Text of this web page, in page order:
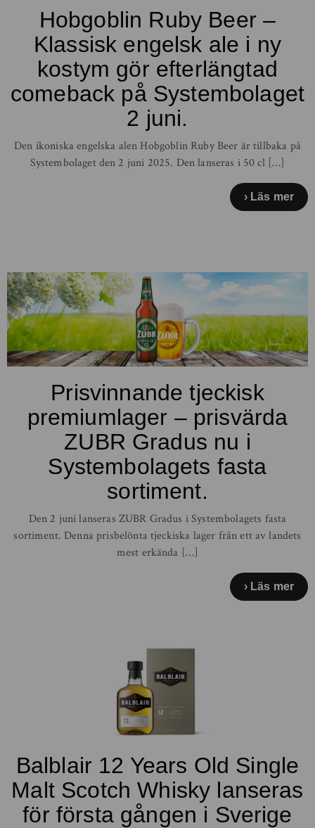
Hobgoblin Ruby Beer –
Klassisk engelsk ale i ny
kostym gör efterlängtad
comeback på Systembolaget
2 juni.
Den ikoniska engelska alen Hobgoblin Ruby Beer är tillbaka på
Systembolaget den 2 juni 2025. Den lanseras i 50 cl […]
Läs mer
Prisvinnande tjeckisk
premiumlager – prisvärda
ZUBR Gradus nu i
Systembolagets fasta
sortiment.
Den 2 juni lanseras ZUBR Gradus i Systembolagets fasta
sortiment. Denna prisbelönta tjeckiska lager från ett av landets
mest erkända […]
Läs mer
Balblair 12 Years Old Single
Malt Scotch Whisky lanseras
för första gången i Sverige